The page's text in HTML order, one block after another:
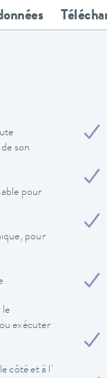
son
pour
pour
le
exécuter
côté et à l'